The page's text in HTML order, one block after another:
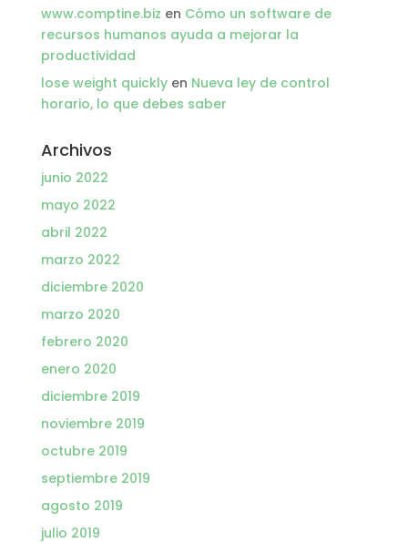
www.comptine.biz en Cómo un software de
recursos humanos ayuda a mejorar la
productividad
lose weight quicklyen Nueva ley de control
horario, lo que debes saber
Archivos
junio 2022
mayo 2022
abril 2022
marzo 2022
diciembre 2020
marzo 2020
febrero 2020
enero 2020
diciembre 2019
noviembre 2019
octubre 2019
septiembre 2019
agosto 2019
julio 2019